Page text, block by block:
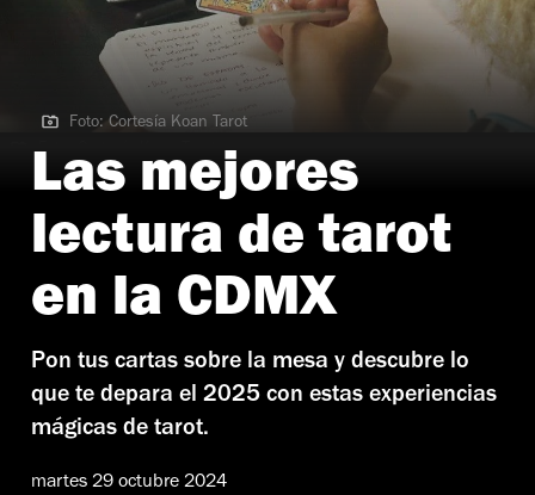
Foto: Cortesía Koan Tarot
Foto: Cortesía Koan Tarot
Las mejores
lectura de tarot
en la CDMX
Pon tus cartas sobre la mesa y descubre lo
que te depara el 2025 con estas experiencias
mágicas de tarot.
martes 29 octubre 2024